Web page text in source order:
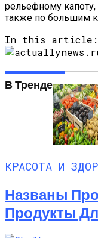
рельефному
также по большим
In this article:
В Тренде
КРАСОТА И
Названы
Продукты